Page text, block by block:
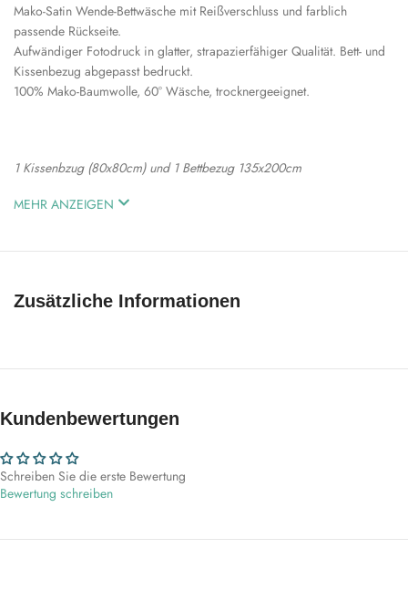
Mako-Satin Wende-Bettwäsche mit Reißverschluss und farblich
passende Rückseite.
Aufwändiger Fotodruck in glatter, strapazierfähiger Qualität. Bett- und
Kissenbezug abgepasst bedruckt.
100% Mako-Baumwolle, 60° Wäsche, trocknergeeignet.
1 Kissenbzug (80x80cm) und 1 Bettbezug 135x200cm
MEHR ANZEIGEN
Zusätzliche Informationen
Kundenbewertungen
Schreiben Sie die erste Bewertung
Bewertung schreiben